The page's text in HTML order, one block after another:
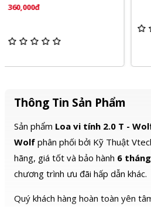
Thông Tin Sản Phẩm
Sản phẩm Loa vi tính 2.0 T -
Wolf phân phối bởi Kỹ Thuật
hãng, giá tốt và bảo hành 6 tháng
chương trình ưu đãi hấp dẫn khác.
Quý khách hàng hoàn toàn yên